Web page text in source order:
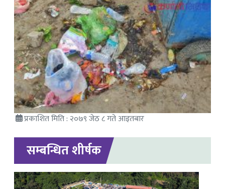
प्रकाशित मिति : २०७९ जेठ ८ गते आइतबार
सम्बन्धित शीर्षक